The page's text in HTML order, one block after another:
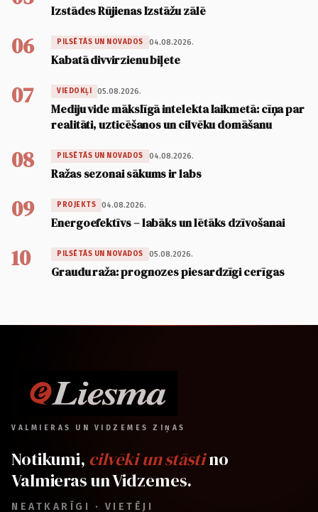
Izstādes Rūjienas Izstāžu zālē
06 PILSĒTĀS UN NOVADOS 04.08.2026.
Kabatā divvirzienu biļete
07 VIEDOKĻI 05.08.2026.
Mediju vide mākslīgā intelekta laikmetā: cīņa par
realitāti, uzticēšanos un cilvēku domāšanu
08 PILSĒTĀS UN NOVADOS 04.08.2026.
Ražas sezonai sākums ir labs
09 PROJEKTS 04.08.2026.
Energoefektīvs – labāks un lētāks dzīvošanai
10 PILSĒTĀS UN NOVADOS 05.08.2026.
Graudu raža: prognozes piesardzīgi cerīgas
VALMIERAS UN VIDZEMES ZIŅAS
Notikumi, cilvēki un stāstino
Valmieras un Vidzemes.
NEATKARĪGI · VIETĒJI